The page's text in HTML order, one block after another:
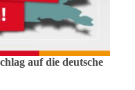
auf die deutsche